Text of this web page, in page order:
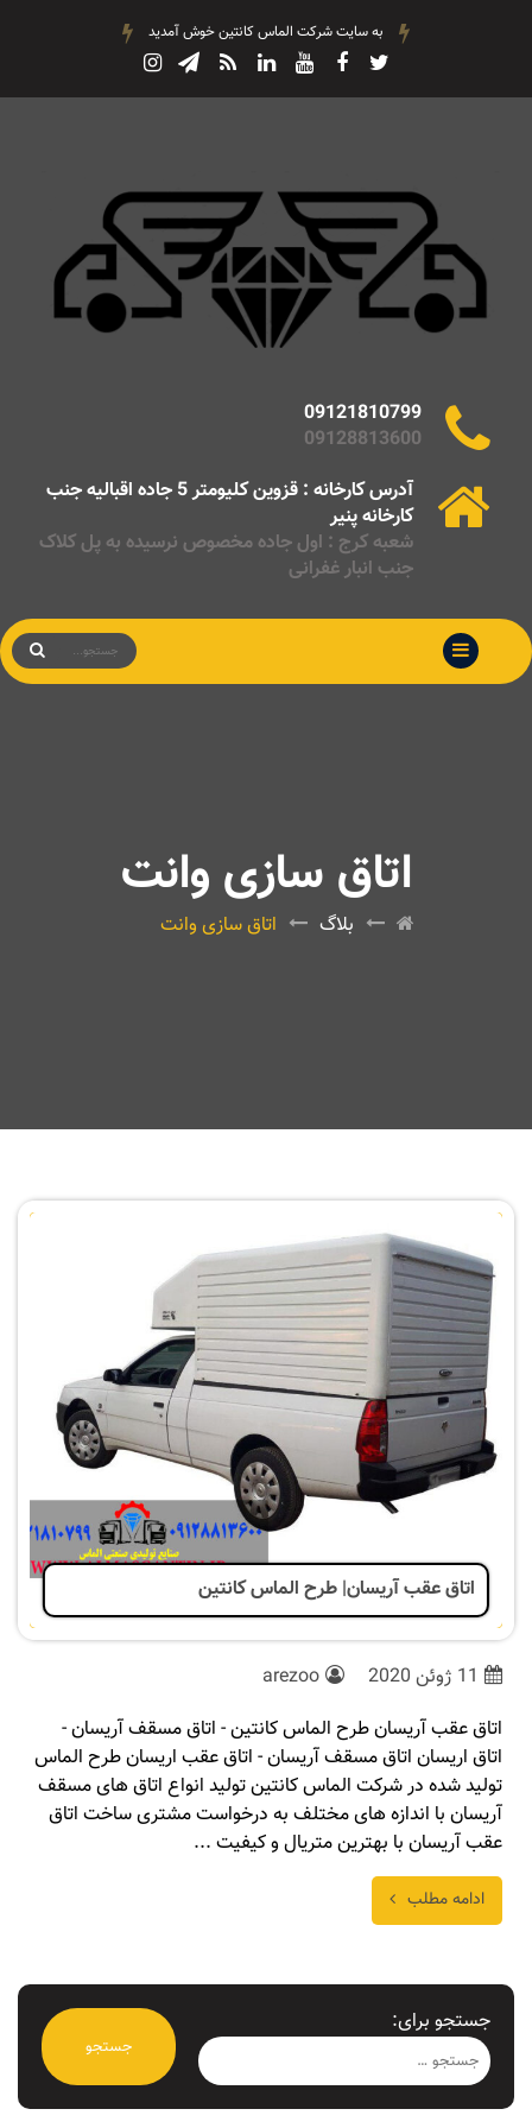
به سایت شرکت الماس کانتین خوش آمدید
09121810799
09128813600
آدرس کارخانه : قزوین کلیومتر 5 جاده اقبالیه جنب
کارخانه پنیر
شعبه کرج : اول جاده مخصوص نرسیده به پل کلاک
جنب انبار غفرانی
اتاق سازی وانت
بلاگ اتاق سازی وانت
اتاق عقب آریسان| طرح الماس کانتین
11 ژوئن 2020
arezoo
اتاق عقب آریسان طرح الماس کانتین - اتاق مسقف آریسان -
اتاق اریسان اتاق مسقف آریسان - اتاق عقب اریسان طرح الماس
تولید شده در شرکت الماس کانتین تولید انواع اتاق های مسقف
آریسان با اندازه های مختلف به درخواست مشتری ساخت اتاق
عقب آریسان با بهترین متریال و کیفیت ...
ادامه مطلب
جستجو برای: